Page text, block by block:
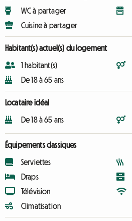
WC à partager
Cuisine à partager
Habitant(s) actuel(s) du logement
1 habitant(s)
De 18 à 65 ans
Locataire idéal
De 18 à 65 ans
Équipements classiques
Serviettes
Draps
Télévision
Climatisation